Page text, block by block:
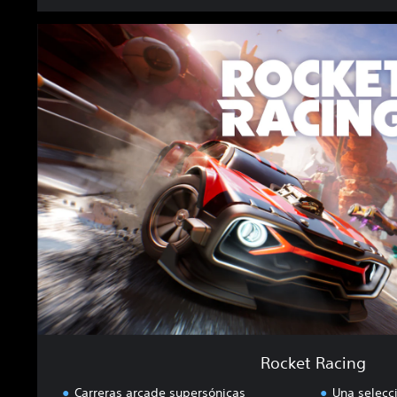
c
k
e
R
a
c
i
n
g
Rocket Racing
Carreras arcade supersónicas Una